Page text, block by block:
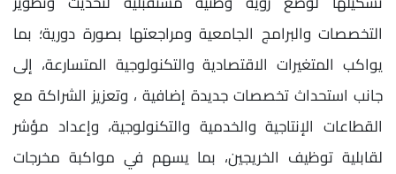
التخصصات والبرامج الجامعية ومراجعتها بصورة دورية؛ بما
يواكب المتغيرات الاقتصادية والتكنولوجية المتسارعة، إلى
جانب استحداث تخصصات جديدة إضافية ، وتعزيز الشراكة مع
القطاعات الإنتاجية والخدمية والتكنولوجية، وإعداد مؤشر
لقابلية توظيف الخريجين، بما يسهم في مواكبة مخرجات